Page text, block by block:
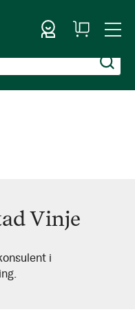
Logg inn
Handlekurv
Vinje
i